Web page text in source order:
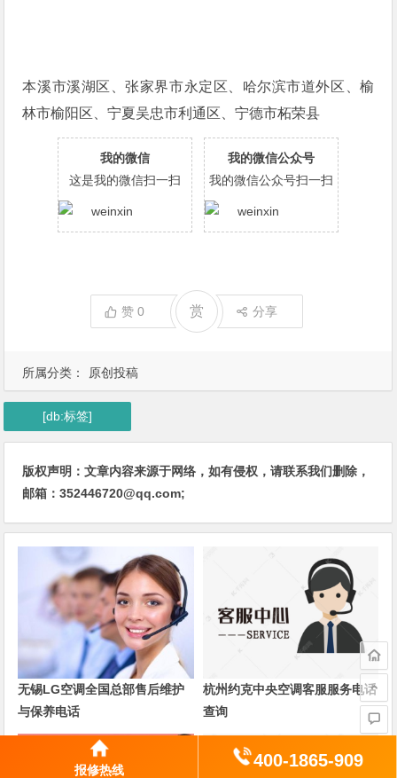
所属分类： 原创投稿
本溪市溪湖区、张家界市永定区、哈尔滨市道外区、榆
林市榆阳区、宁夏吴忠市利通区、宁德市柘荣县
我的微信
这是我的微信扫一扫
我的微信公众号
我的微信公众号扫一扫
赞0 赏 分享
[db:标签]
版权声明：文章内容来源于网络，如有侵权，请联系我们删除，
邮箱：352446720@qq.com;
无锡LG空调全国总部售后维护
与保养电话
杭州约克中央空调客服服务电话
查询
报修热线 400-1865-909